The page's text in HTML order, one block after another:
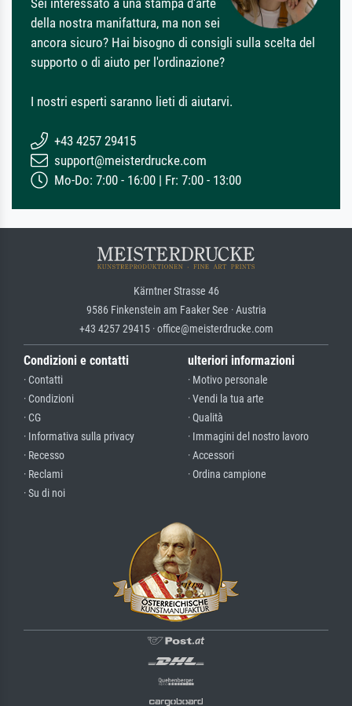
della nostra manifattura, ma non sei
ancora sicuro? Hai bisogno di consigli sulla scelta del
supporto o di aiuto per l'ordinazione?
I nostri esperti saranno lieti di aiutarvi.
+43 4257 29415
support@meisterdrucke.com
Mo-Do: 7:00 - 16:00 | Fr: 7:00 - 13:00
Kärntner Strasse 46
9586 Finkenstein am Faaker See · Austria
+43 4257 29415 · office@meisterdrucke.com
Condizioni e contatti
· Contatti
· Condizioni
· CG
· Informativa sulla privacy
· Recesso
· Reclami
· Su di noi
ulteriori informazioni
· Motivo personale
· Vendi la tua arte
· Qualità
· Immagini del nostro lavoro
· Accessori
· Ordina campione